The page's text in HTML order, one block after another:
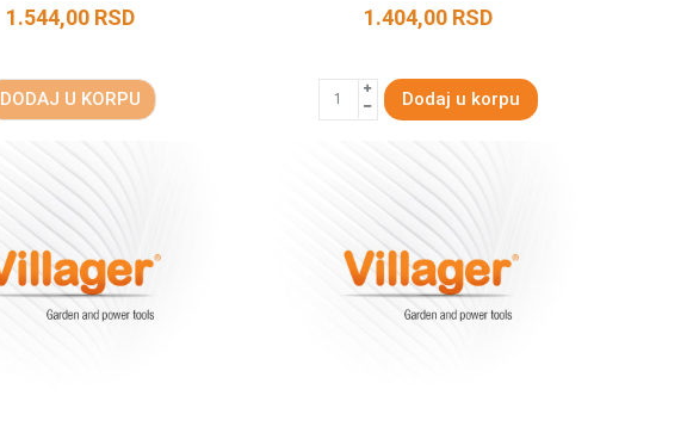
1.544,00 RSD
DODAJ U KORPU
1.404,00 RSD
Dodaj u korpu